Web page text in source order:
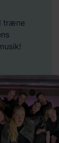
træne